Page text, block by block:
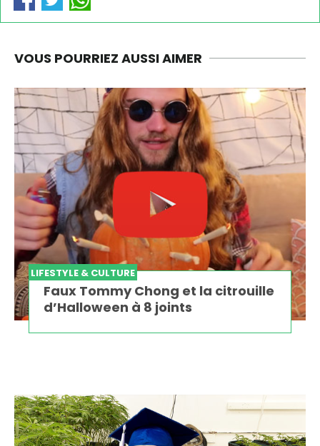
VOUS POURRIEZ AUSSI AIMER
LIFESTYLE & CULTURE
Faux Tommy Chong et la citrouille
d’Halloween à 8 joints